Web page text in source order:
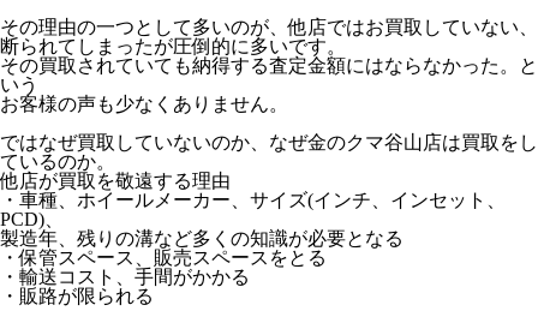
その理由の一つとして多いのが、他店ではお買取していない、
断られてしまったが圧倒的に多いです。
その買取されていても納得する査定金額にはならなかった。と
いう
お客様の声も少なくありません。
ではなぜ買取していないのか、なぜ金のクマ谷山店は買取をし
ているのか。
他店が買取を敬遠する理由
・車種、ホイールメーカー、サイズ(インチ、インセット、
PCD)、
製造年、残りの溝など多くの知識が必要となる
・保管スペース、販売スペースをとる
・輸送コスト、手間がかかる
・販路が限られる